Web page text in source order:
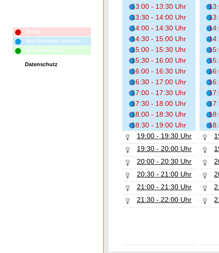
- Belegt
- Vom Betreiber blockiert
- Von Ihnen belegt
Datenschutz
13:00 - 13:30 Uhr
13:30 - 14:00 Uhr
14:00 - 14:30 Uhr
14:30 - 15:00 Uhr
15:00 - 15:30 Uhr
15:30 - 16:00 Uhr
16:00 - 16:30 Uhr
16:30 - 17:00 Uhr
17:00 - 17:30 Uhr
17:30 - 18:00 Uhr
18:00 - 18:30 Uhr
18:30 - 19:00 Uhr
19:00 - 19:30 Uhr
19:30 - 20:00 Uhr
20:00 - 20:30 Uhr
20:30 - 21:00 Uhr
21:00 - 21:30 Uhr
21:30 - 22:00 Uhr